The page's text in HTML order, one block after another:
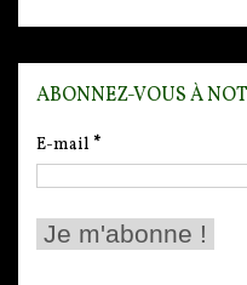
ABONNEZ-VOUS À
E-mail *